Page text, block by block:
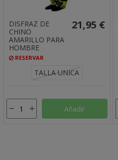
DISFRAZ DE
CHINO
AMARILLO PARA
HOMBRE
RESERVAR
21,95 €
TALLA UNICA
Añadir